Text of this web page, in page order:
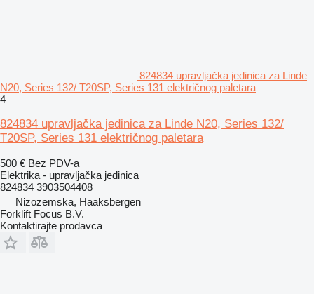
824834 upravljačka jedinica za Linde
N20, Series 132/ T20SP, Series 131 električnog paletara
4
824834 upravljačka jedinica za Linde N20, Series 132/
T20SP, Series 131 električnog paletara
500 € Bez PDV-a
Elektrika - upravljačka jedinica
824834 3903504408
Nizozemska, Haaksbergen
Forklift Focus B.V.
Kontaktirajte prodavca